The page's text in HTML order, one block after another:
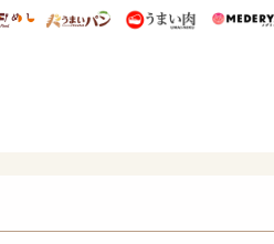
ズニー特集
うまいめし うまいパン うまい肉